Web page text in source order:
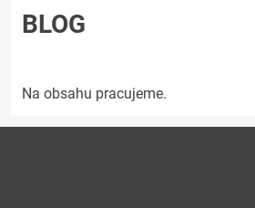
BLOG
Na obsahu pracujeme.